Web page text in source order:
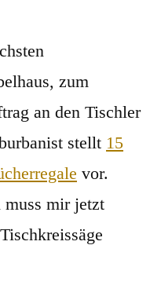
zum
an den Tischler
stellt 15
vor.
mir jetzt